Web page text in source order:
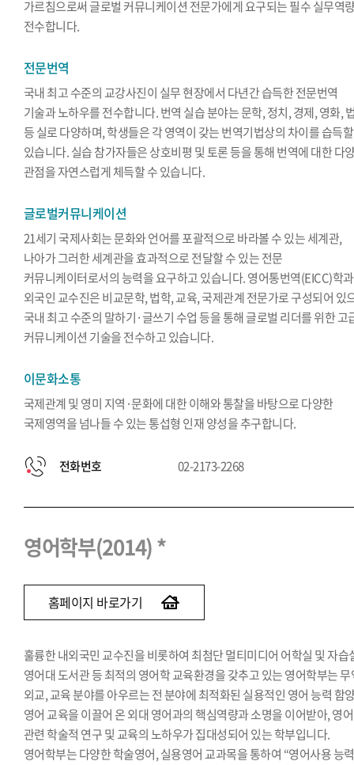
가르침으로써 글로벌 커뮤니케이션 전문가에게 요구되는 필수 실무역
전수합니다.
전문번역
국내 최고 수준의 교강사진이 실무 현장에서 다년간 습득한 전문번역
기술과 노하우를 전수합니다. 번역 실습 분야는 문학, 정치, 경제, 영화,
등 실로 다양하며, 학생들은 각 영역이 갖는 번역기법상의 차이를 습득
있습니다. 실습 참가자들은 상호비평 및 토론 등을 통해 번역에 대한 다
관점을 자연스럽게 체득할 수 있습니다.
글로벌커뮤니케이션
21세기 국제사회는 문화와 언어를 포괄적으로 바라볼 수 있는 세계관,
나아가 그러한 세계관을 효과적으로 전달할 수 있는 전문
커뮤니케이터로서의 능력을 요구하고 있습니다. 영어통번역(EICC)학
외국인 교수진은 비교문학, 법학, 교육, 국제관계 전문가로 구성되어 있
국내 최고 수준의 말하기·글쓰기 수업 등을 통해 글로벌 리더를 위한 고
커뮤니케이션 기술을 전수하고 있습니다.
이문화소통
국제관계 및 영미 지역·문화에 대한 이해와 통찰을 바탕으로 다양한
국제영역을 넘나들 수 있는 통섭형 인재 양성을 추구합니다.
전화번호 02-2173-2268
영어학부(2014) *
홈페이지 바로가기
훌륭한 내외국민 교수진을 비롯하여 최첨단 멀티미디어 어학실 및 자습
영어대 도서관 등 최적의 영어학 교육환경을 갖추고 있는 영어학부는
외교, 교육 분야를 아우르는 전 분야에 최적화된 실용적인 영어 능력 함
영어 교육을 이끌어 온 외대 영어과의 핵심역량과 소명을 이어받아, 영어
관련 학술적 연구 및 교육의 노하우가 집대성되어 있는 학부입니다.
영어학부는 다양한 학술영어, 실용영어 교과목을 통하여 “영어사용 능